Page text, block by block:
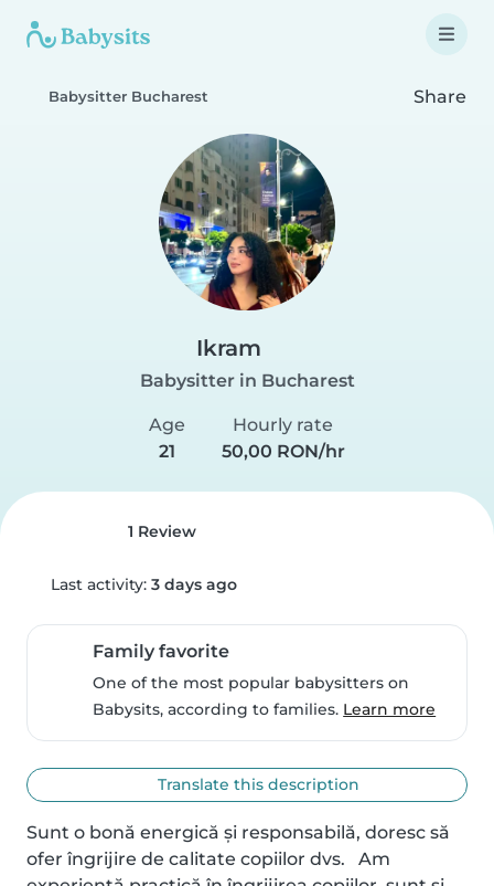
Babysitter Bucharest Share
Ikram
Babysitter in Bucharest
Age
21
Hourly rate
50,00 RON/hr
1 Review
Last activity: 3 days ago
Family favorite
One of the most popular babysitters on
Babysits, according to families. Learn more
Translate this description
Sunt o bonă energică și responsabilă, doresc să
ofer îngrijire de calitate copiilor dvs.   Am